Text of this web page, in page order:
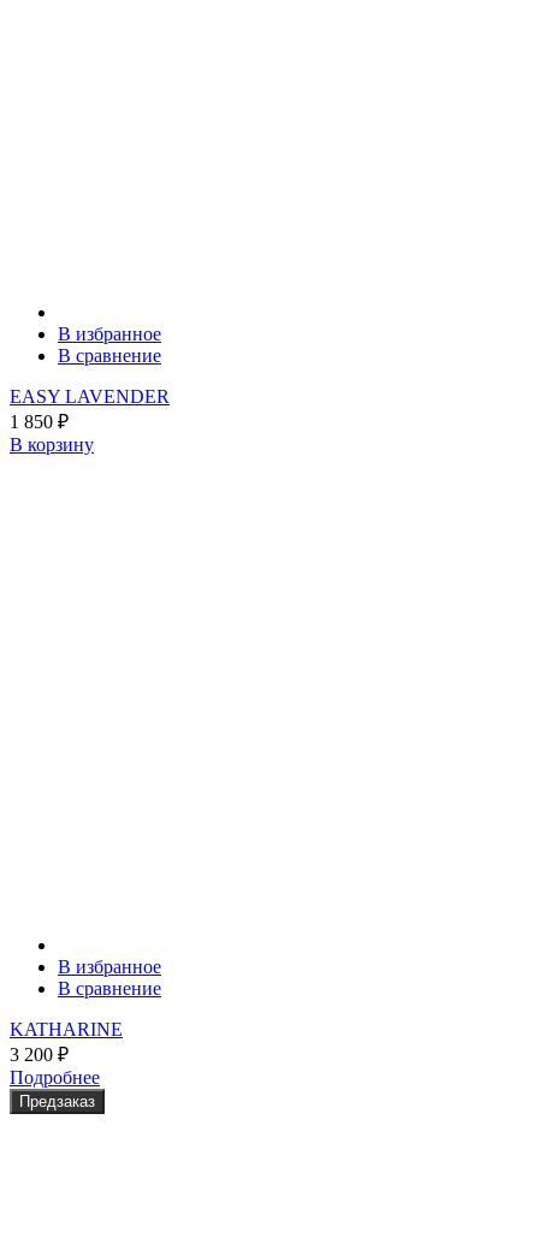
В избранное
В сравнение
EASY LAVENDER
1 850 ₽
В корзину
В избранное
В сравнение
KATHARINE
3 200 ₽
Подробнее
Предзаказ